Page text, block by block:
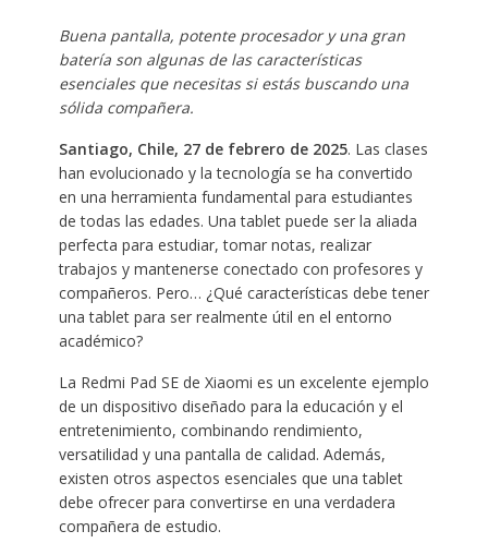
Buena pantalla, potente procesador y una gran
batería son algunas de las características
esenciales que necesitas si estás buscando una
sólida compañera.
Santiago, Chile, 27 de febrero de 2025. Las clases
han evolucionado y la tecnología se ha convertido
en una herramienta fundamental para estudiantes
de todas las edades. Una tablet puede ser la aliada
perfecta para estudiar, tomar notas, realizar
trabajos y mantenerse conectado con profesores y
compañeros. Pero… ¿Qué características debe tener
una tablet para ser realmente útil en el entorno
académico?
La Redmi Pad SE de Xiaomi es un excelente ejemplo
de un dispositivo diseñado para la educación y el
entretenimiento, combinando rendimiento,
versatilidad y una pantalla de calidad. Además,
existen otros aspectos esenciales que una tablet
debe ofrecer para convertirse en una verdadera
compañera de estudio.